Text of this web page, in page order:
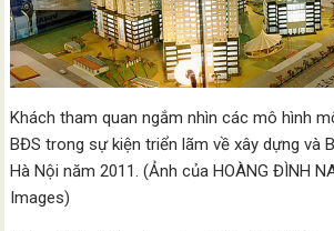
Khách tham quan ngắm nhìn các mô hình
BĐS trong sự kiện triển lãm về xây dựng và
Hà Nội năm 2011. (Ảnh của HOÀNG ĐÌNH
Images)